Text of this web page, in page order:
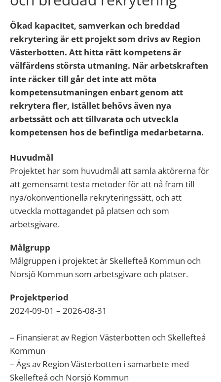
Ökad kapacitet, samverkan och breddad
rekrytering är ett projekt som drivs av Region
Västerbotten. Att hitta rätt kompetens är
välfärdens största utmaning. När arbetskraften
inte räcker till går det inte att möta
kompetensutmaningen enbart genom att
rekrytera fler, istället behövs även nya
arbetssätt och att tillvarata och utveckla
kompetensen hos de befintliga medarbetarna.
Huvudmål
Projektet har som huvudmål att samla aktörerna för
att gemensamt testa metoder för att nå fram till
nya/okonventionella rekryteringssätt, och att
utveckla mottagandet på platsen och som
arbetsgivare.
Målgrupp
Målgruppen i projektet är Skellefteå Kommun och
Norsjö Kommun som arbetsgivare och platser.
Projektperiod
2024-09-01 – 2026-08-31
– Finansierat av Region Västerbotten och Skellefteå
Kommun
– Ägs av Region Västerbotten i samarbete med
Skellefteå och Norsjö Kommun